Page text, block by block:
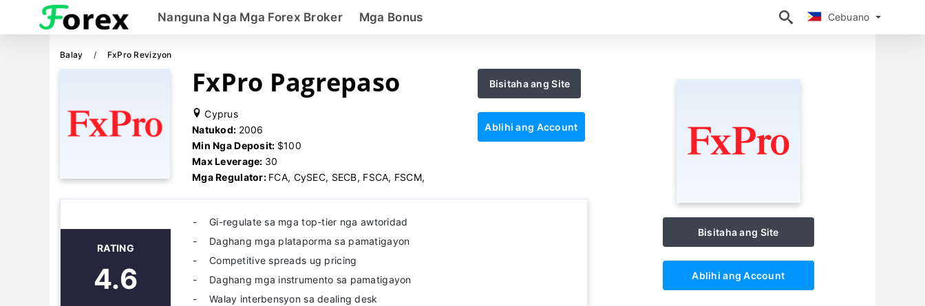
Cebuano
Nanguna Nga Mga Forex Broker Mga Bonus Cebuano
Balay FxPro Revizyon
FxPro Pagrepaso
Cyprus
Natukod: 2006
Min Nga Deposit: $100
Max Leverage: 30
Mga Regulator: FCA, CySEC, SECB, FSCA, FSCM,
Bisitaha ang Site
Ablihi ang Account
RATING
4.6
Gi-regulate sa mga top-tier nga awtoridad
Daghang mga plataporma sa pamatigayon
Competitive spreads ug pricing
Daghang mga instrumento sa pamatigayon
Walay interbensyon sa dealing desk
Bisitaha ang Site
Ablihi ang Account